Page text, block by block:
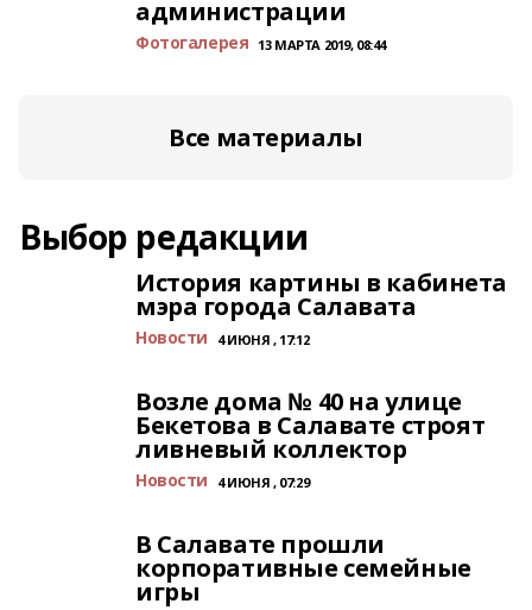
администрации
Фотогалерея 13 МАРТА 2019, 08:44
Все материалы
Выбор редакции
История картины в кабинета
мэра города Салавата
Новости 4 ИЮНЯ , 17:12
Возле дома № 40 на улице
Бекетова в Салавате строят
ливневый коллектор
Новости 4 ИЮНЯ , 07:29
В Салавате прошли
корпоративные семейные
игры